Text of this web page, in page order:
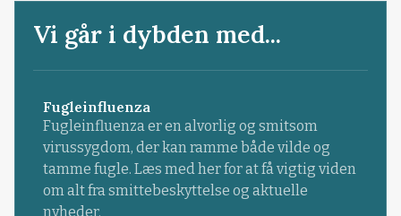
Vi går i dybden med...
Fugleinfluenza
Fugleinfluenza er en alvorlig og smitsom
virussygdom, der kan ramme både vilde og
tamme fugle. Læs med her for at få vigtig viden
om alt fra smittebeskyttelse og aktuelle
nyheder.